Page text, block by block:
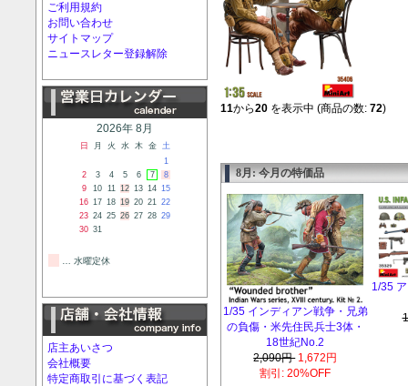
ご利用規約
お問い合わせ
サイトマップ
ニュースレター登録解除
2026年 8月
日 月 火 水 木 金
土
1
2
3 4 5 6 7
8
9
10 11 12 13 14 15
16 17 18 19 20 21 22
23 24 25 26 27 28 29
30 31
… 水曜定休
店主あいさつ
会社概要
特定商取引に基づく表記
11から20を表示中 (商品の数: 72)
8月: 今月の特価品
1/35 インディアン戦争・兄弟
の負傷・米先住民兵士3体・
18世紀No.2
2,090円 1,672円
割引: 20%OFF
1/35